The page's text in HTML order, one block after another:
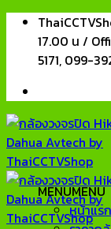
Skip
content
17.00 น /
5171, 099-
MENUMENU
หน้าแรก